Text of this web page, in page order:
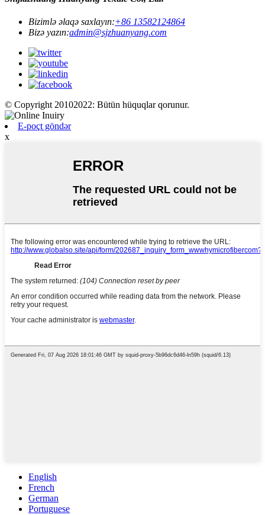
Bizimlə əlaqə saxlayın:+86 13582124864
Bizə yazın:admin@sjzhuanyang.com
© Copyright 20102022: Bütün hüquqlar qorunur.
E-poçt göndər
x
English
French
German
Portuguese